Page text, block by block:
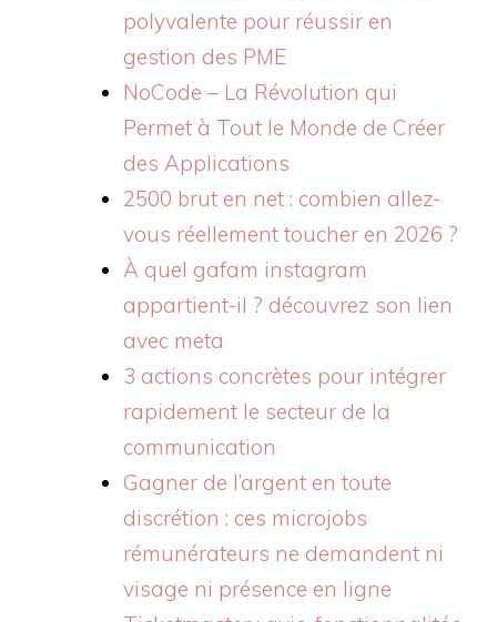
polyvalente pour réussir en
gestion des PME
NoCode – La Révolution qui
Permet à Tout le Monde de Créer
des Applications
2500 brut en net : combien allez-
vous réellement toucher en 2026 ?
À quel gafam instagram
appartient-il ? découvrez son lien
avec meta
3 actions concrètes pour intégrer
rapidement le secteur de la
communication
Gagner de l’argent en toute
discrétion : ces microjobs
rémunérateurs ne demandent ni
visage ni présence en ligne